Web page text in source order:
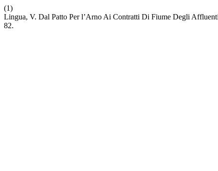
(1)
Lingua, V. Dal Patto Per l’Arno Ai Contratti Di Fiume Degli
82.